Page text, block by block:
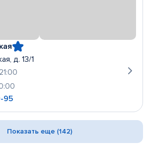
д. 13/1
95
Показать еще (142)